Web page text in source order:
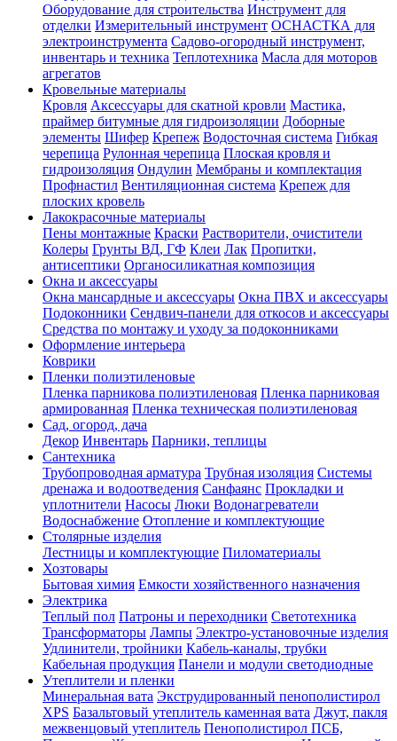
Оборудование для строительства Инструмент для
отделки Измерительный инструмент ОСНАСТКА для
электроинструмента Садово-огородный инструмент,
инвентарь и техника Теплотехника Масла для моторов
агрегатов
Кровельные материалы
Кровля Аксессуары для скатной кровли Мастика,
праймер битумные для гидроизоляции Доборные
элементы Шифер Крепеж Водосточная система Гибкая
черепица Рулонная черепица Плоская кровля и
гидроизоляция Ондулин Мембраны и комплектация
Профнастил Вентиляционная система Крепеж для
плоских кровель
Лакокрасочные материалы
Пены монтажные Краски Растворители, очистители
Колеры Грунты ВД, ГФ Клеи Лак Пропитки,
антисептики Органосиликатная композиция
Окна и аксессуары
Окна мансардные и аксессуары Окна ПВХ и аксессуары
Подоконники Сендвич-панели для откосов и аксессуары
Средства по монтажу и уходу за подоконниками
Оформление интерьера
Коврики
Пленки полиэтиленовые
Пленка парникова полиэтиленовая Пленка парниковая
армированная Пленка техническая полиэтиленовая
Сад, огород, дача
Декор Инвентарь Парники, теплицы
Сантехника
Трубопроводная арматура Трубная изоляция Системы
дренажа и водоотведения Санфаянс Прокладки и
уплотнители Насосы Люки Водонагреватели
Водоснабжение Отопление и комплектующие
Столярные изделия
Лестницы и комплектующие Пиломатериалы
Хозтовары
Бытовая химия Емкости хозяйственного назначения
Электрика
Теплый пол Патроны и переходники Светотехника
Трансформаторы Лампы Электро-установочные изделия
Удлинители, тройники Кабель-каналы, трубки
Кабельная продукция Панели и модули светодиодные
Утеплители и пленки
Минеральная вата Экструдированный пенополистирол
XPS Базальтовый утеплитель каменная вата Джут, пакля
межвенцовый утеплитель Пенополистирол ПСБ,